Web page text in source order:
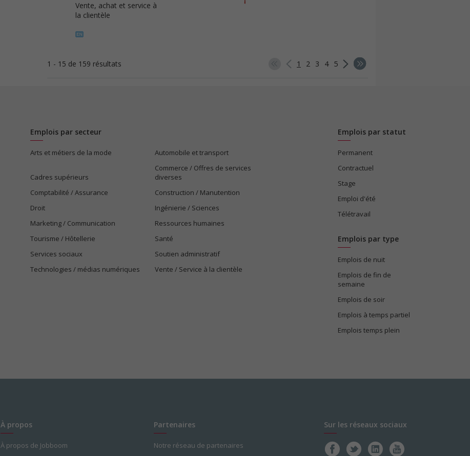
Vente, achat et service à
la clientèle
1 - 15 de 159 résultats 1 2 3 4 5
Emplois par secteur
Arts et métiers de la mode Automobile et transport
Cadres supérieurs
Commerce / Offres de services
diverses
Comptabilité / Assurance
Construction / Manutention
Droit
Ingénierie / Sciences
Marketing / Communication
Ressources humaines
Tourisme / Hôtellerie
Santé
Services sociaux
Soutien administratif
Technologies / médias numériques
Vente / Service à la clientèle
Emplois par statut
Permanent
Contractuel
Stage
Emploi d'été
Télétravail
Emplois par type
Emplois de nuit
Emplois de fin de
semaine
Emplois de soir
Emplois à temps partiel
Emplois temps plein
À propos
À propos de Jobboom
Partenaires
Notre réseau de partenaires
Sur les réseaux sociaux